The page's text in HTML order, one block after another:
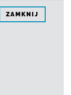
ZAMKNIJ